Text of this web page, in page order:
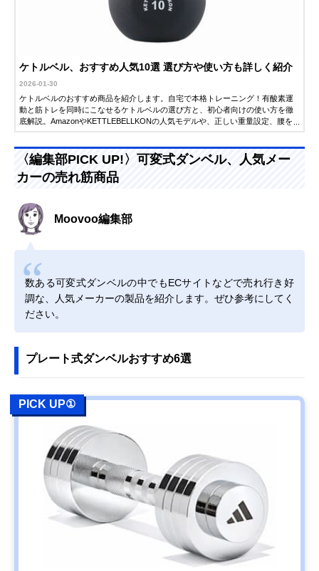
ケトルベル、おすすめ人気10選 選び方や使い方も詳しく紹介
2026-01-30
ケトルベルのおすすめ商品を紹介します。自宅で本格トレーニング！有酸素運
動と筋トレを同時にこなせるケトルベルの選び方と、初心者向けの使い方を徹
底解説。AmazonやKETTLEBELLKONの人気モデルや、正しい重量設定、腰を
〈編集部PICK UP!〉可変式ダンベル、人気メー
カーの売れ筋商品
Moovoo編集部
数ある可変式ダンベルの中でもECサイトなどで売れ行き好
調な、人気メーカーの製品を紹介します。ぜひ参考にしてく
ださい。
プレート式ダンベルおすすめ6選
PICK UP①